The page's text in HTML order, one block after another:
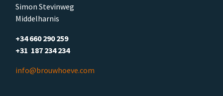
Simon Stevinweg
Middelharnis
+34 660 290 259
+31 187 234 234
info@brouwhoeve.com